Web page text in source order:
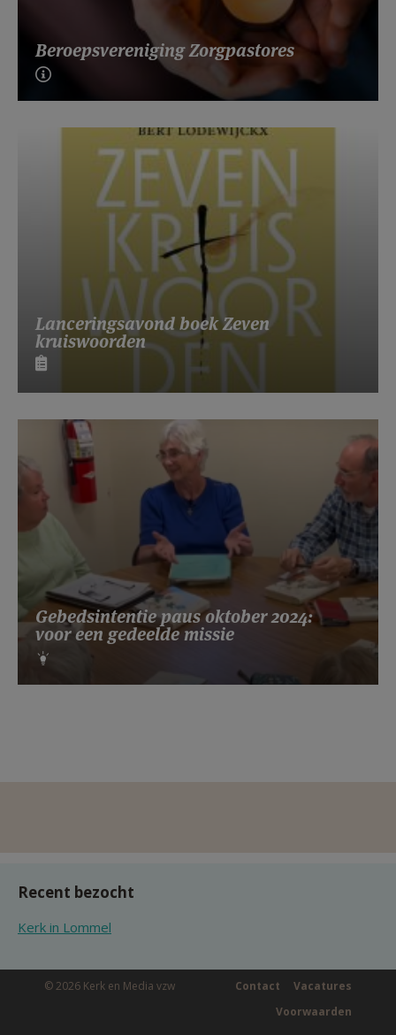
Beroepsvereniging Zorgpastores
Lanceringsavond boek Zeven
kruiswoorden
Gebedsintentie paus oktober 2024:
voor een gedeelde missie
Recent bezocht
Kerk in Lommel
© 2026 Kerk en Media vzw Vacatures
Contact
Voorwaarden